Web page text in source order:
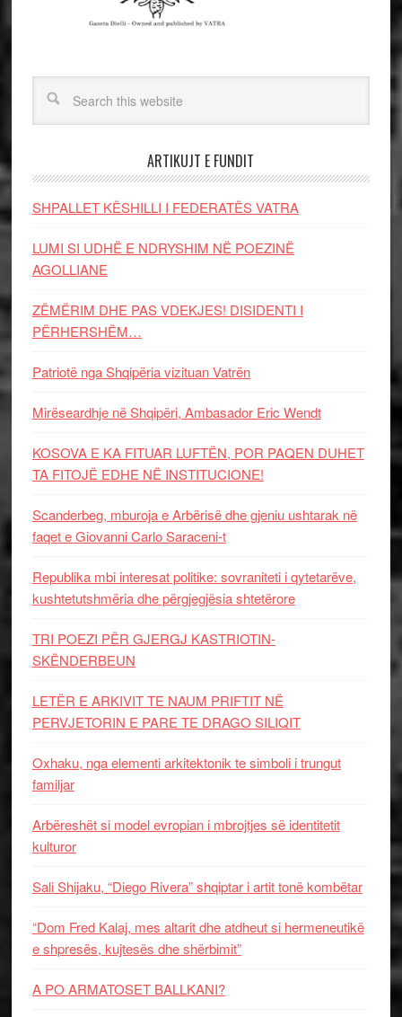
ARTIKUJT E FUNDIT
SHPALLET KËSHILLI I FEDERATËS VATRA
LUMI SI UDHË E NDRYSHIM NË POEZINË
AGOLLIANE
ZËMËRIM DHE PAS VDEKJES! DISIDENTI I
PËRHERSHËM…
Patriotë nga Shqipëria vizituan Vatrën
Mirëseardhje në Shqipëri, Ambasador Eric Wendt
KOSOVA E KA FITUAR LUFTËN, POR PAQEN DUHET
TA FITOJË EDHE NË INSTITUCIONE!
Scanderbeg, mburoja e Arbërisë dhe gjeniu ushtarak në
faqet e Giovanni Carlo Saraceni-t
Republika mbi interesat politike: sovraniteti i qytetarëve,
kushtetutshmëria dhe përgjegjësia shtetërore
TRI POEZI PËR GJERGJ KASTRIOTIN-
SKËNDERBEUN
LETËR E ARKIVIT TE NAUM PRIFTIT NË
PERVJETORIN E PARE TE DRAGO SILIQIT
Oxhaku, nga elementi arkitektonik te simboli i trungut
familjar
Arbëreshët si model evropian i mbrojtjes së identitetit
kulturor
Sali Shijaku, “Diego Rivera” shqiptar i artit tonë kombëtar
“Dom Fred Kalaj, mes altarit dhe atdheut si hermeneutikë
e shpresës, kujtesës dhe shërbimit”
A PO ARMATOSET BALLKANI?